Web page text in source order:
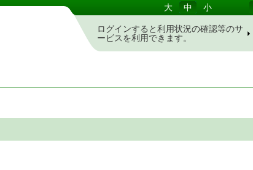
大 中 小
ログインすると利用状況の確認等のサ
ービスを利用できます。